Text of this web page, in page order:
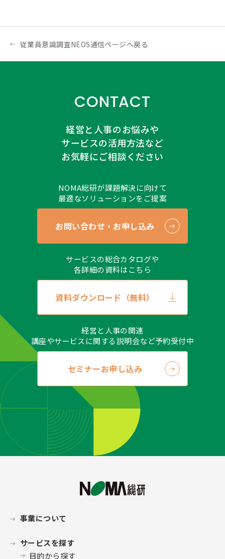
従業員意識調査NEOS通信ページへ戻る
CONTACT
経営と人事のお悩みや
サービスの活用方法など
お気軽にご相談ください
NOMA総研が課題解決に向けて
最適なソリューションをご提案
お問い合わせ・お申し込み
サービスの総合カタログや
各詳細の資料はこちら
資料ダウンロード（無料）
経営と人事の関連
講座やサービスに関する説明会など予約受付中
セミナーお申し込み
事業について
サービスを探す
目的から探す